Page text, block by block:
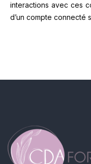
interactions avec ces
d’un compte connecté